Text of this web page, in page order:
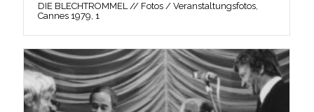
DIE BLECHTROMMEL // Fotos / Veranstaltungsfotos,
Cannes 1979, 1